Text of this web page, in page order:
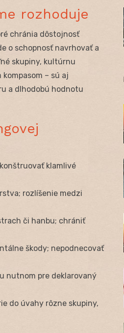
rozhoduje
chránia dôstojnosť
o schopnosť navrhovať a
skupiny, kultúrnu
– sú aj
a dlhodobú hodnotu
klamlivé
rozlíšenie medzi
či hanbu; chrániť
škody; nepodnecovať
nutnom pre deklarovaný
do úvahy rôzne skupiny,